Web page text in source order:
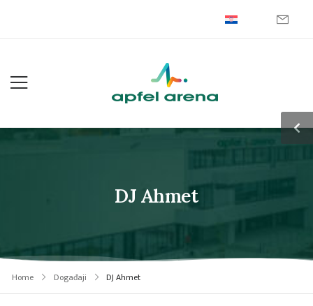
DJ Ahmet
Home Događaji DJ Ahmet